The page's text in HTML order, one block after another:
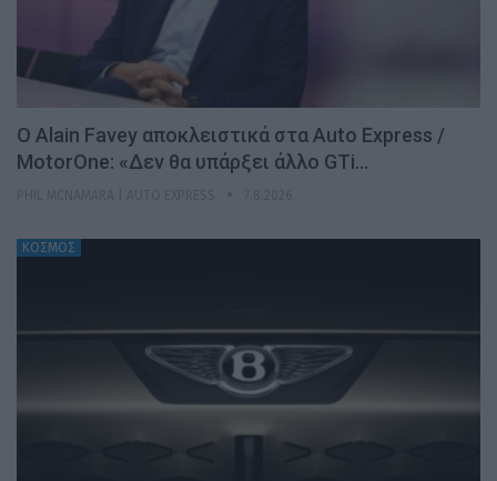
Ο Alain Favey αποκλειστικά στα Auto Express /
MotorOne: «Δεν θα υπάρξει άλλο GTi…
ΚΟΣΜΟΣ